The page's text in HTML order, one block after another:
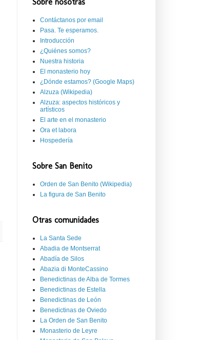
Sobre nosotras
Contáctanos por email
Pasa. Te esperamos.
Introducción
¿Quiénes somos?
Nuestra historia
El monasterio hoy
¿Dónde estamos? (Google Maps)
Alzuza (Wikipedia)
Alzuza: aspectos históricos y
artísticos
El arte en el monasterio
Ora et labora
Hospedería
Sobre San Benito
Orden de San Benito (Wikipedia)
La figura de San Benito
Otras comunidades
La Santa Sede
Abadia de Montserrat
Abadía de Silos
Abazia di MonteCassino
Benedictinas de Alba de Tormes
Benedictinas de Estella
Benedictinas de León
Benedictinas de Oviedo
La Orden de San Benito
Monasterio de Leyre